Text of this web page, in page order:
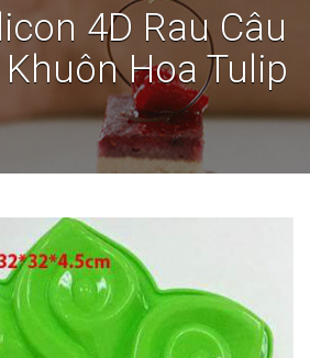
4D Rau Câu
Hoa Tulip